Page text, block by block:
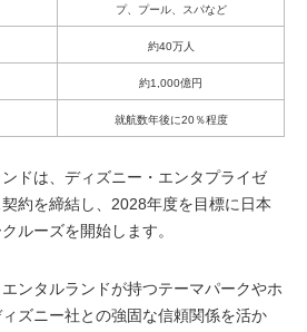
プ、プール、スパなど
約40万人
約1,000億円
就航数年後に20％程度
ドは、ディズニー・エンタプライゼ
約を締結し、2028年度を目標に日本
ルーズを開始します。
ンタルランドが持つテーマパークやホ
ズニー社との強固な信頼関係を活か